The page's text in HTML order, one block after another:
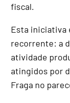
fiscal.
Esta iniciativa
recorrente: a
atividade
atingidos por
Fraga no